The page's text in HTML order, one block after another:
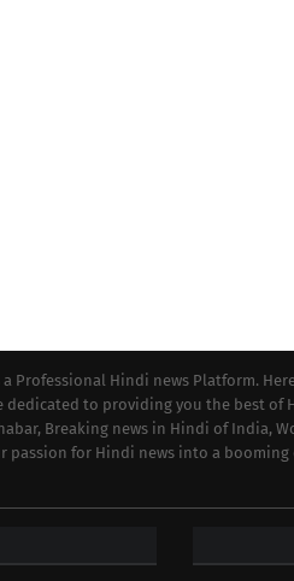
a Professional Hindi news Platform.
dedicated to providing you the best
Breaking news in Hindi of India,
for Hindi news into a